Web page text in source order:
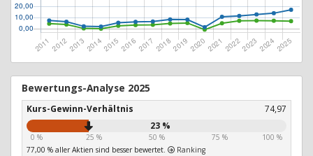
Bewertungs-Analyse 2025
Kurs-Gewinn-Verhältnis
74,97
23 %
0 % 25 % 50 % 75 %
100 %
77,00 % aller Aktien sind besser bewertet.
Ranking